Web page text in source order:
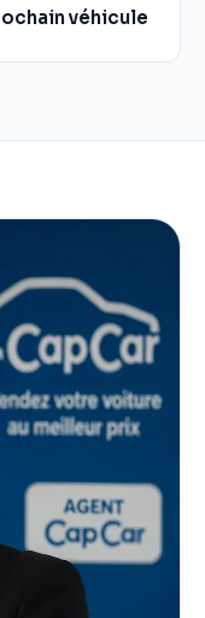
véhicule